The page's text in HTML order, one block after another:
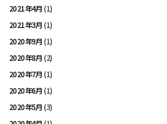
2021年4月(1)
2021年3月(1)
2020年9月(1)
2020年8月(2)
2020年7月(1)
2020年6月(1)
2020年5月(3)